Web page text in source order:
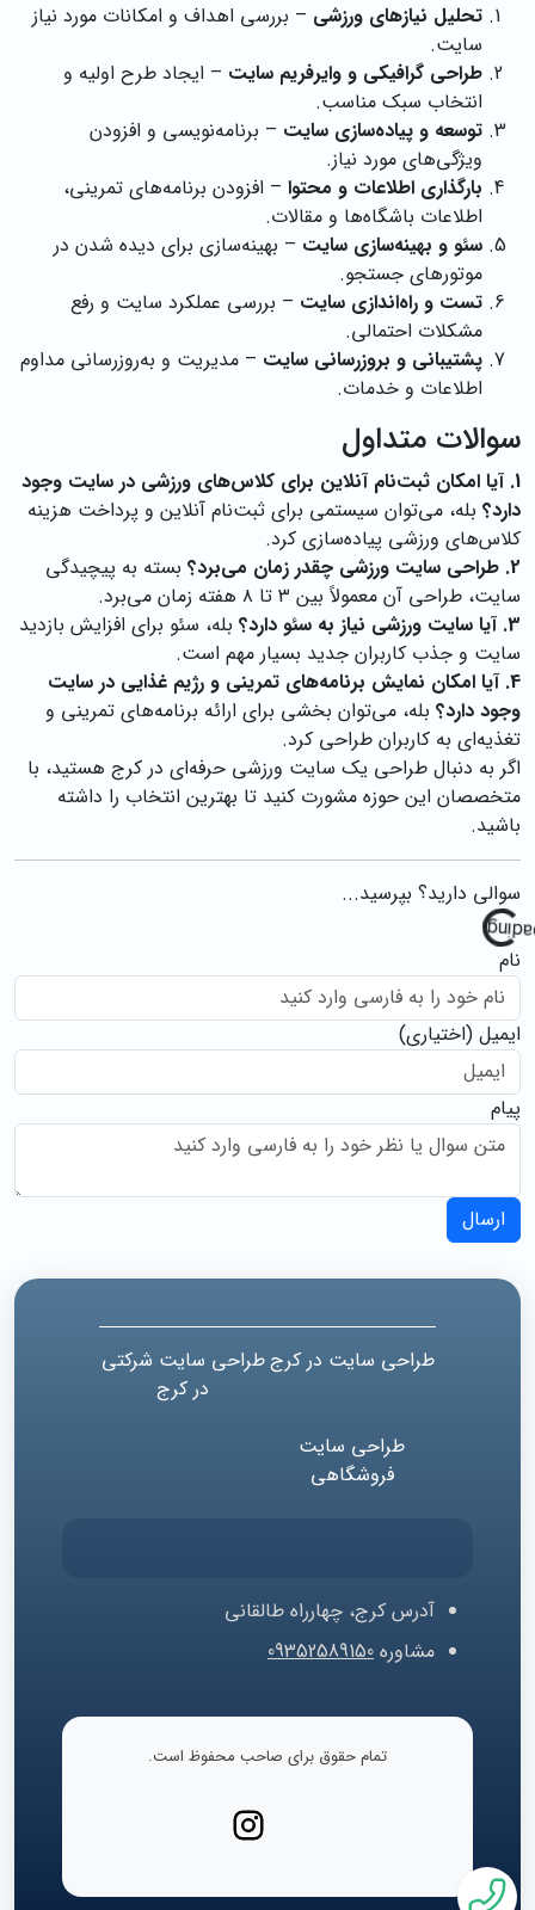
تحلیل نیازهای ورزشی – بررسی اهداف و امکانات مورد نیاز
سایت.
طراحی گرافیکی و وایرفریم سایت – ایجاد طرح اولیه و
انتخاب سبک مناسب.
توسعه و پیاده‌سازی سایت – برنامه‌نویسی و افزودن
ویژگی‌های مورد نیاز.
بارگذاری اطلاعات و محتوا – افزودن برنامه‌های تمرینی،
اطلاعات باشگاه‌ها و مقالات.
سئو و بهینه‌سازی سایت – بهینه‌سازی برای دیده شدن در
موتورهای جستجو.
تست و راه‌اندازی سایت – بررسی عملکرد سایت و رفع
مشکلات احتمالی.
پشتیبانی و بروزرسانی سایت – مدیریت و به‌روزرسانی مداوم
اطلاعات و خدمات.
سوالات متداول
1. آیا امکان ثبت‌نام آنلاین برای کلاس‌های ورزشی در سایت وجود
دارد؟ بله، می‌توان سیستمی برای ثبت‌نام آنلاین و پرداخت هزینه
کلاس‌های ورزشی پیاده‌سازی کرد.
2. طراحی سایت ورزشی چقدر زمان می‌برد؟
بسته به پیچیدگی
سایت، طراحی آن معمولاً بین ۳ تا ۸ هفته زمان می‌برد.
3. آیا سایت ورزشی نیاز به سئو دارد؟
بله، سئو برای افزایش بازدید
سایت و جذب کاربران جدید بسیار مهم است.
4. آیا امکان نمایش برنامه‌های تمرینی و رژیم غذایی در سایت
وجود دارد؟ بله، می‌توان بخشی برای ارائه برنامه‌های تمرینی و
تغذیه‌ای به کاربران طراحی کرد.
اگر به دنبال طراحی یک سایت ورزشی حرفه‌ای در کرج هستید، با
متخصصان این حوزه مشورت کنید تا بهترین انتخاب را داشته
باشید.
سوالی دارید؟ بپرسید...
L
o
a
d
i
ng
.
..
نام
ایمیل (اختیاری)
پیام
ارسال
طراحی سایت در کرجطراحی سایت شرکتی
در کرج
طراحی سایت
فروشگاهی
آدرس کرج، چهارراه طالقانی
مشاوره 09352589150
تمام حقوق برای صاحب محفوظ است.